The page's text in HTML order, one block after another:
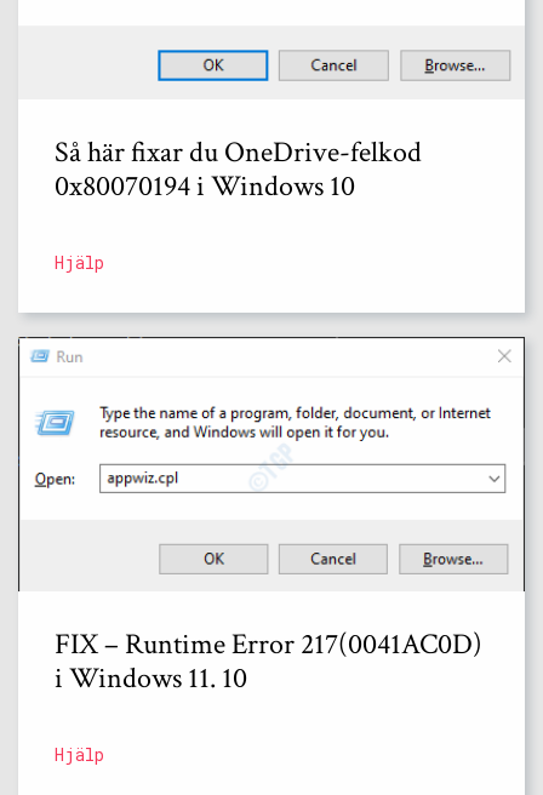
Så här fixar du OneDrive-felkod
0x80070194 i Windows 10
Hjälp
FIX – Runtime Error 217(0041AC0D)
i Windows 11. 10
Hjälp